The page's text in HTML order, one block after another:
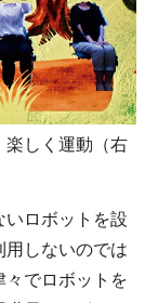
楽しく運動（右
ロボットを設
用しないのでは
々でロボットを